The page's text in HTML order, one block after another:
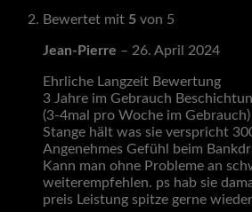
Bewertet mit 5 von 5
Jean-Pierre – 26. April 2024
Ehrliche Langzeit Bewertung
3 Jahre im Gebrauch
(3-4mal pro Woche im Gebrauch)
Stange hält was sie verspricht
Angenehmes Gefühl beim
Kann man ohne Probleme an
weiterempfehlen. ps hab sie
preis Leistung spitze gerne